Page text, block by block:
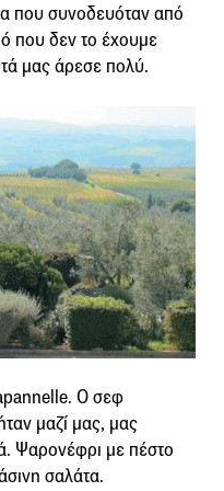
που συνοδευόταν από
που δεν το έχουμε
μας άρεσε πολύ.
Ο σεφ
μαζί μας, μας
Ψαρονέφρι με πέστο
σαλάτα.